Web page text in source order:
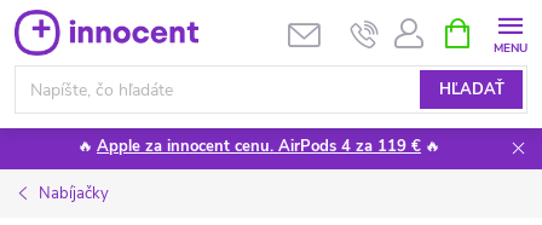
Prejsť
na
obsah
HĽADAŤ
KOŠÍK
🔥 Apple za innocent cenu. AirPods 4 za 119 € 🔥
Nabíjačky